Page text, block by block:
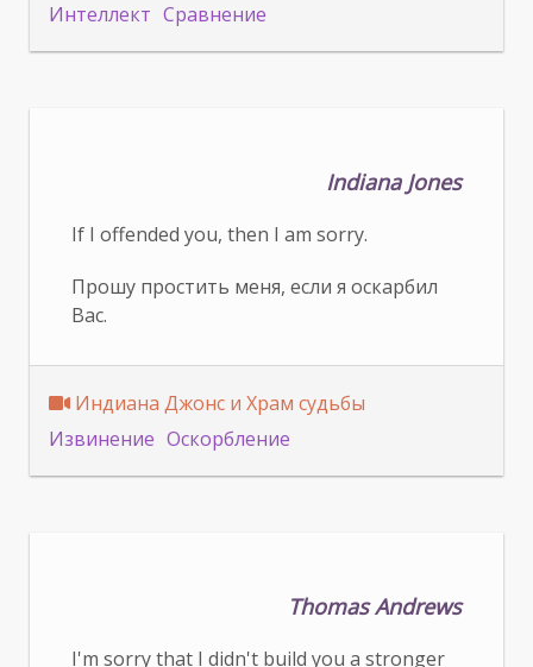
Интеллект Сравнение
Indiana Jones
If I offended you, then I am sorry.
Прошу простить меня, если я оскарбил
Вас.
Индиана Джонс и Храм судьбы
Извинение Оскорбление
Thomas Andrews
I'm sorry that I didn't build you a stronger